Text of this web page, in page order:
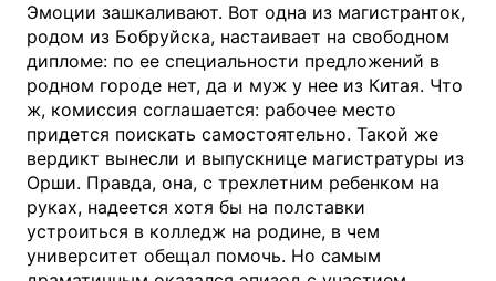
Эмоции зашкаливают. Вот одна из магистранток,
родом из Бобруйска, настаивает на свободном
дипломе: по ее специальности предложений в
родном городе нет, да и муж у нее из Китая. Что
ж, комиссия соглашается: рабочее место
придется поискать самостоятельно. Такой же
вердикт вынесли и выпускнице магистратуры из
Орши. Правда, она, с трехлетним ребенком на
руках, надеется хотя бы на полставки
устроиться в колледж на родине, в чем
университет обещал помочь. Но самым